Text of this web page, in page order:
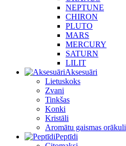
NEPTUNE
CHIRON
PLUTO
MARS
MERCURY
SATURN
LILIT
Aksesuāri
Lietuskoks
Zvani
Tinkšas
Konki
Kristāli
Aromātu gaismas orākuli
Peptīdi